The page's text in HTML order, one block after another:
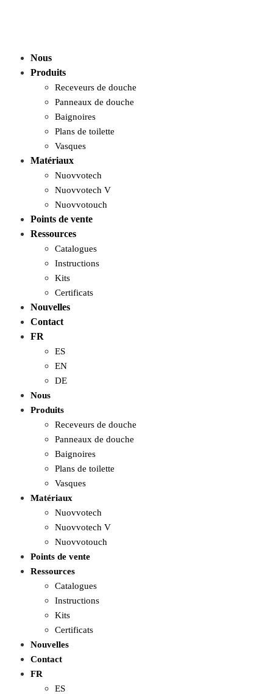
Nous
Produits
Receveurs de douche
Panneaux de douche
Baignoires
Plans de toilette
Vasques
Matériaux
Nuovvotech
Nuovvotech V
Nuovvotouch
Points de vente
Ressources
Catalogues
Instructions
Kits
Certificats
Nouvelles
Contact
FR
ES
EN
DE
Nous
Produits
Receveurs de douche
Panneaux de douche
Baignoires
Plans de toilette
Vasques
Matériaux
Nuovvotech
Nuovvotech V
Nuovvotouch
Points de vente
Ressources
Catalogues
Instructions
Kits
Certificats
Nouvelles
Contact
FR
ES